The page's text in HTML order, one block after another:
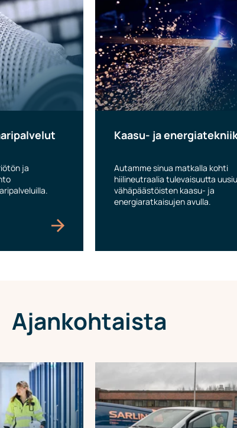
ja
Kaasu- ja
Autamme sinua matkalla kohti
hiilineutraalia tulevaisuutta
vähäpäästöisten kaasu- ja
energiaratkaisujen avulla.
Ajankohtaista